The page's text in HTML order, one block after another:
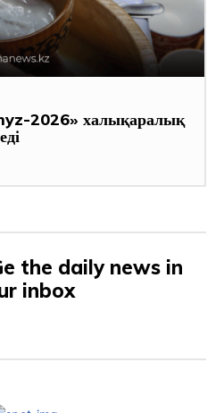
2026» халықаралық
the daily news in
inbox